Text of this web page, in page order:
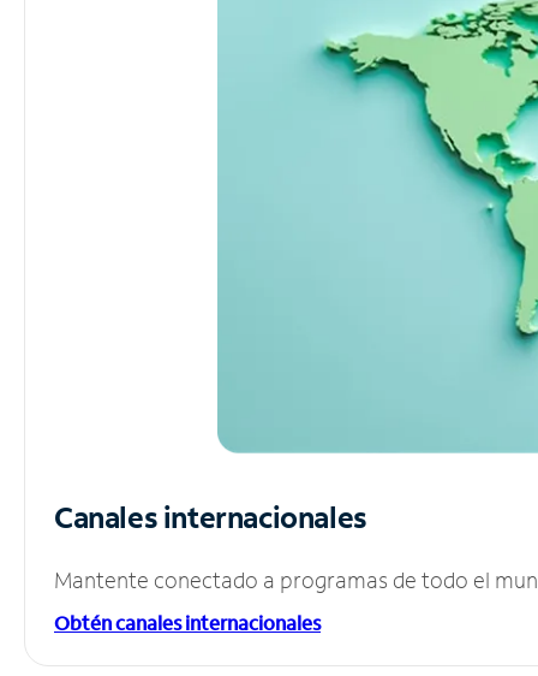
Canales internacionales
Mantente conectado a programas de todo el
Obtén canales internacionales